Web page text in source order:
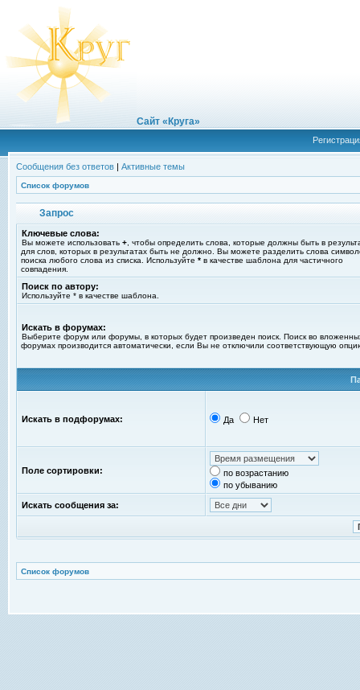
Сайт «Круга»
Сообщения без ответов | Активные темы
Список форумов
Запрос
Ключевые слова:
Вы можете использовать + , чтобы определить слова, которые должны быть в
для слов, которых в результатах быть не должно. Вы можете разделить слова
поиска любого слова из списка. Используйте * в качестве шаблона для частичного
совпадения.
Поиск по автору:
Используйте * в качестве шаблона.
Искать в форумах:
Выберите форум или форумы, в которых будет произведен поиск. Поиск во
форумах производится автоматически, если Вы не отключили соответствующую
Искать в подфорумах: Да Нет
Поле сортировки:
по возрастанию
по убыванию
Искать сообщения за:
Список форумов